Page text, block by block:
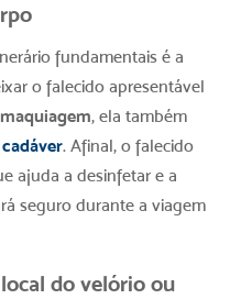
fundamentais é a
o falecido apresentável
, ela também
. Afinal, o falecido
ajuda a desinfetar e a
seguro durante a viagem
do velório ou